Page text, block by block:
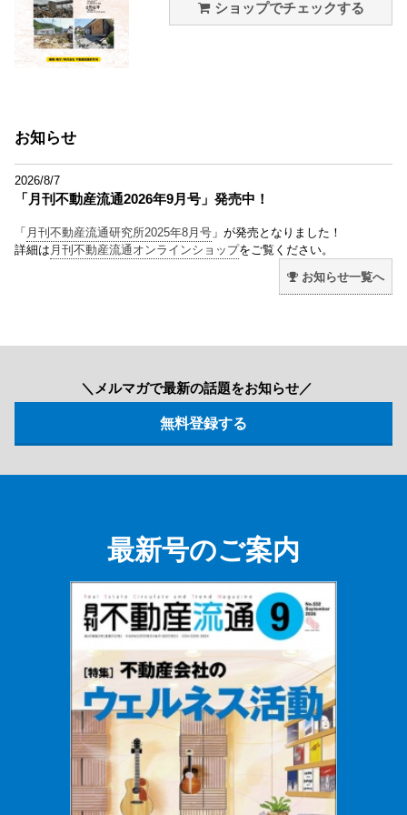
ショップでチェックする
お知らせ
2026/8/7
「月刊不動産流通2026年9月号」発売中！
「 月刊不動産流通研究所2025年8月号 」が発売となりました！
詳細は 月刊不動産流通オンラインショップをご覧ください。
お知らせ一覧へ
＼メルマガで最新の話題をお知らせ／
最新号のご案内